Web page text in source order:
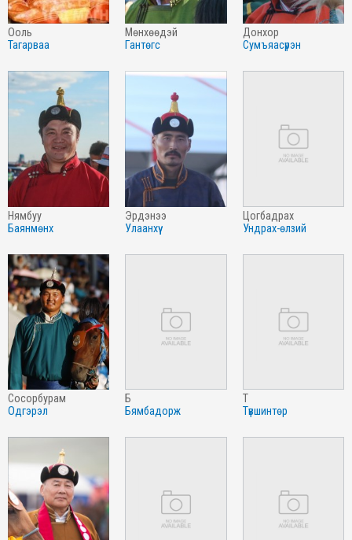
ооль
тагарваа
мөнхөөдэй
гантөгс
донхор
сумъяасүрэн
нямбуу
баянмөнх
эрдэнээ
улаанхүү
цогбадрах
ундрах-өлзий
сосорбурам
одгэрэл
б
бямбадорж
т
түвшинтөр